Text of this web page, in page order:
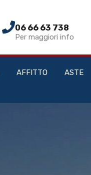
06 66 63 738
Per maggiori info
AFFITTO ASTE